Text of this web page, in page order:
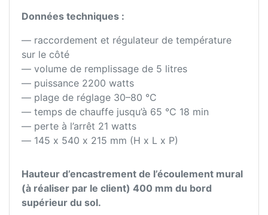
Données techniques :
— raccordement et régulateur de température
sur le côté
— volume de remplissage de 5 litres
— puissance 2200 watts
— plage de réglage 30–80 °C
— temps de chauffe jusqu’à 65 °C 18 min
— perte à l’arrêt 21 watts
— 145 x 540 x 215 mm (H x L x P)
Hauteur d’encastrement de l’écoulement mural
(à réaliser par le client) 400 mm du bord
supérieur du sol.